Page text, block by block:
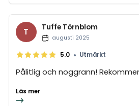
T Tuffe Törnblom
augusti 2025
5.0 • Utmärkt
Pålitlig och noggrann!
Läs mer